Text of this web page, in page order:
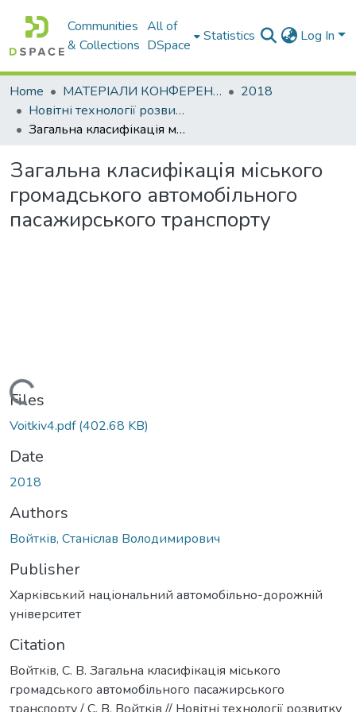
Communities
& Collections
All of
DSpace
Statistics Log In
Home МАТЕРІАЛИ КОНФЕРЕНЦІЙ
2018
Новітні технології розвитку автомобільного транспорту
Загальна класифікація міського громадського автомобільного пасажирського транспорту
Загальна класифікація міського
громадського автомобільного
пасажирського транспорту
Loading...
Files
Voitkiv4.pdf(402.68 KB)
Date
2018
Authors
Войтків, Станіслав Володимирович
Publisher
Харківський національний автомобільно-дорожній
університет
Citation
Войтків, С. В. Загальна класифікація міського
громадського автомобільного пасажирського